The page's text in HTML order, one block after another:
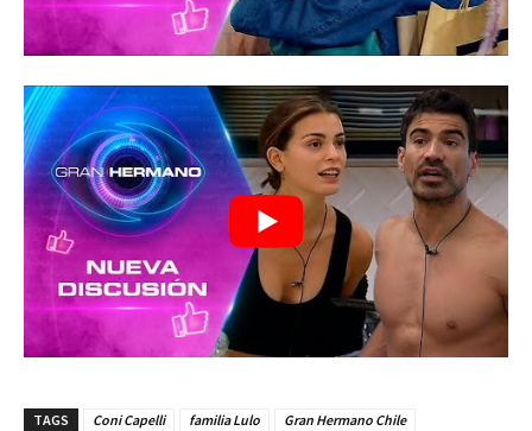
TAGS Coni Capelli familia Lulo
Gran Hermano Chile